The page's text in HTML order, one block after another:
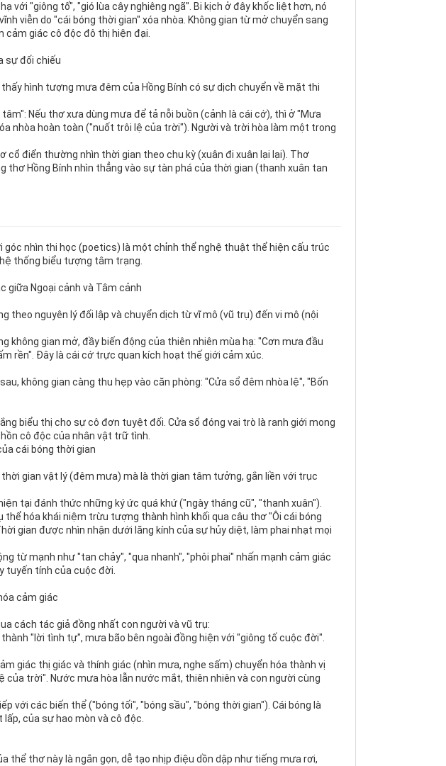
với "giông tố", "gió lùa cây nghiêng ngã". Bi kịch ở đây khốc liệt hơn, nó
viễn do "cái bóng thời gian" xóa nhòa. Không gian từ mở chuyển sang
giác cô độc đô thị hiện đại.
sự đối chiếu
hình tượng mưa đêm của Hồng Bính có sự dịch chuyển về mặt thi
Nếu thơ xưa dùng mưa để tả nỗi buồn (cảnh là cái cớ), thì ở "Mưa
nhòa hoàn toàn ("nuốt trôi lệ của trời"). Người và trời hòa làm một trong
cổ điển thường nhìn thời gian theo chu kỳ (xuân đi xuân lại lại). Thơ
thơ Hồng Bính nhìn thẳng vào sự tàn phá của thời gian (thanh xuân tan
góc nhìn thi học (poetics) là một chỉnh thể nghệ thuật thể hiện cấu trúc
thống biểu tượng tâm trạng.
giữa Ngoại cảnh và Tâm cảnh
theo nguyên lý đối lập và chuyển dịch từ vĩ mô (vũ trụ) đến vi mô (nội
không gian mở, đầy biến động của thiên nhiên mùa hạ: "Cơn mưa đầu
rền". Đây là cái cớ trực quan kích hoạt thế giới cảm xúc.
không gian càng thu hẹp vào căn phòng: "Cửa sổ đêm nhòa lệ", "Bốn
biểu thị cho sự cô đơn tuyệt đối. Cửa sổ đóng vai trò là ranh giới mong
cô độc của nhân vật trữ tình.
cái bóng thời gian
gian vật lý (đêm mưa) mà là thời gian tâm tưởng, gắn liền với trục
tại đánh thức những ký ức quá khứ ("ngày tháng cũ", "thanh xuân").
thể hóa khái niệm trừu tượng thành hình khối qua câu thơ "Ôi cái bóng
gian được nhìn nhận dưới lăng kính của sự hủy diệt, làm phai nhạt mọi
từ mạnh như "tan chảy", "qua nhanh", "phôi phai" nhấn mạnh cảm giác
tuyến tính của cuộc đời.
cảm giác
cách tác giả đồng nhất con người và vũ trụ:
"lời tình tự", mưa bão bên ngoài đồng hiện với "giông tố cuộc đời".
giác thị giác và thính giác (nhìn mưa, nghe sấm) chuyển hóa thành vị
của trời". Nước mưa hòa lẫn nước mắt, thiên nhiên và con người cùng
với các biến thể ("bóng tối", "bóng sầu", "bóng thời gian"). Cái bóng là
của sự hao mòn và cô độc.
thể thơ này là ngắn gọn, dễ tạo nhịp điệu dồn dập như tiếng mưa rơi,